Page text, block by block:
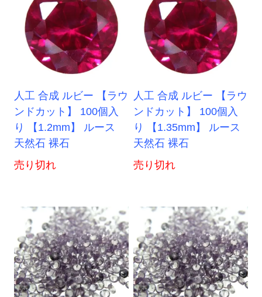
人工 合成 ルビー 【ラウ
ンドカット】 100個入
り 【1.2mm】 ルース
天然石 裸石
売り切れ
人工 合成 ルビー 【ラウ
ンドカット】 100個入
り 【1.35mm】 ルース
天然石 裸石
売り切れ